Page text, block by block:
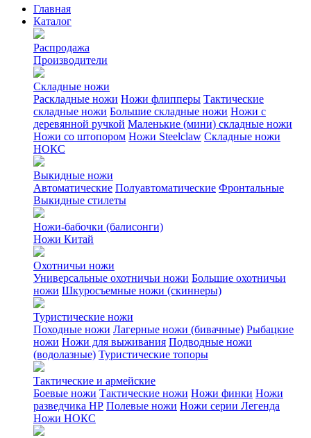
Главная
Каталог
Распродажа
Производители
Складные ножи
Раскладные ножи Ножи флипперы Тактические
складные ножи Большие складные ножи Ножи с
деревянной ручкой Маленькие (мини) складные ножи
Ножи со штопором Ножи Steelclaw Складные ножи
НОКС
Выкидные ножи
Автоматические Полуавтоматические Фронтальные
Выкидные стилеты
Ножи-бабочки (балисонги)
Ножи Китай
Охотничьи ножи
Универсальные охотничьи ножи Большие охотничьи
ножи Шкуросъемные ножи (скиннеры)
Туристические ножи
Походные ножи Лагерные ножи (бивачные) Рыбацкие
ножи Ножи для выживания Подводные ножи
(водолазные) Туристические топоры
Тактические и армейские
Боевые ножи Тактические ножи Ножи финки Ножи
разведчика НР Полевые ножи Ножи серии Легенда
Ножи НОКС